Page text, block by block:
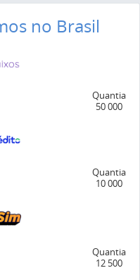
no Brasil
Quantia
50 000
Quantia
10 000
Quantia
12 500